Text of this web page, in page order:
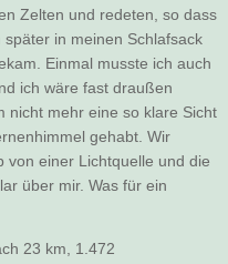
Zelten und redeten, so dass
in meinen Schlafsack
Einmal musste ich auch
ich wäre fast draußen
nicht mehr eine so klare Sicht
gehabt. Wir
von einer Lichtquelle und die
über mir. Was für ein
23 km, 1.472